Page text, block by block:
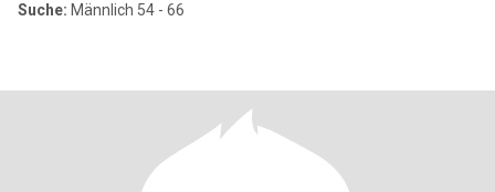
Suche: Männlich 54 - 66